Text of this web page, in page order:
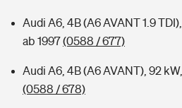
Audi A6, 4B (A6 AVANT 1.9
ab 1997(0588 / 677)
Audi A6, 4B (A6 AVANT), 92
(0588 / 678)